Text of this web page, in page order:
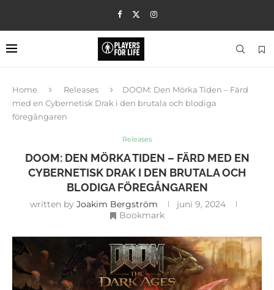
Home Releases
DOOM: Den Mörka Tiden – Färd
med en Cybernetisk Drak i den brutala och blodiga
föregångaren
Releases
DOOM: DEN MÖRKA TIDEN – FÄRD MED EN
CYBERNETISK DRAK I DEN BRUTALA OCH
BLODIGA FÖREGÅNGAREN
written by Joakim Bergström
juni 9, 2024
Bookmark